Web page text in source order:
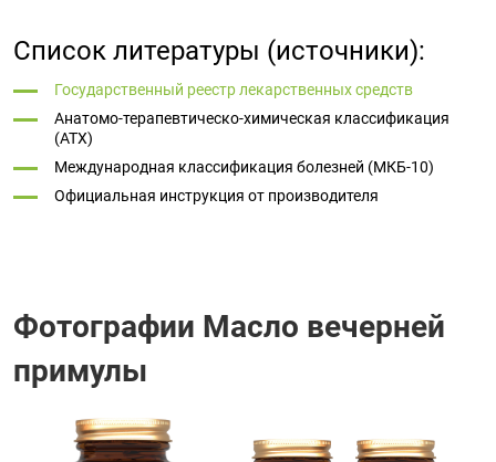
Список литературы (источники):
Государственный реестр лекарственных средств
Анатомо-терапевтическо-химическая классификация
(ATX)
Международная классификация болезней (МКБ-10)
Официальная инструкция от производителя
Фотографии Масло вечерней
примулы